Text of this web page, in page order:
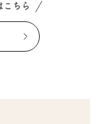
こちら